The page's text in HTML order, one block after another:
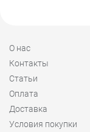
О нас
Контакты
Статьи
Оплата
Доставка
Условия покупки